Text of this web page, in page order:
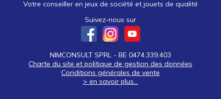
Votre conseiller en jeux de société et jouets de qualité
Suivez-nous sur
NIMCONSULT SPRL - BE 0474.339.403
Charte du site et politique de gestion des données
Conditions générales de vente
> en savoir plus...